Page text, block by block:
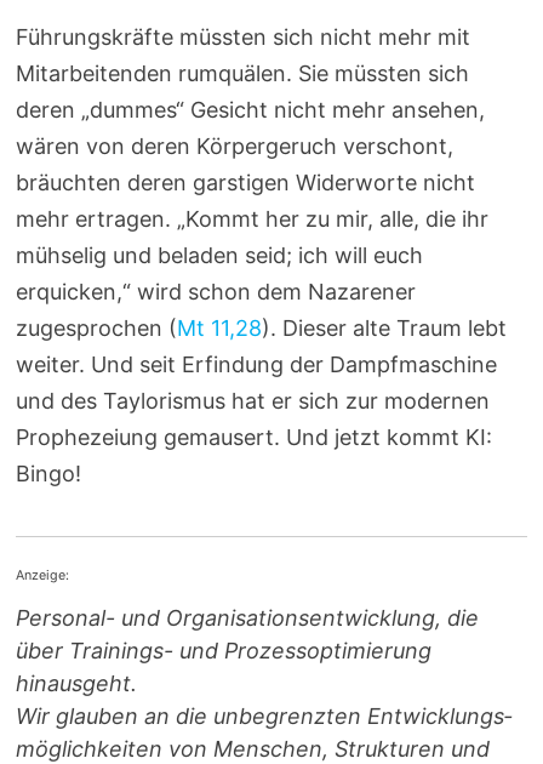
Führungskräfte müssten sich nicht mehr mit
Mitarbeitenden rumquälen. Sie müssten sich
deren „dummes“ Gesicht nicht mehr ansehen,
wären von deren Körpergeruch verschont,
bräuchten deren garstigen Widerworte nicht
mehr ertragen. „Kommt her zu mir, alle, die ihr
mühselig und beladen seid; ich will euch
erquicken,“ wird schon dem Nazarener
zugesprochen (Mt 11,28). Dieser alte Traum lebt
weiter. Und seit Erfindung der Dampfmaschine
und des Taylorismus hat er sich zur modernen
Prophezeiung gemausert. Und jetzt kommt KI:
Bingo!
Anzeige:
Personal- und Orga­ni­sa­ti­ons­entwicklung, die
über Trainings- und Prozess­optimierung
hinausgeht.
Wir glauben an die unbegrenzten Entwicklungs­
möglichkeiten von Menschen, Strukturen und